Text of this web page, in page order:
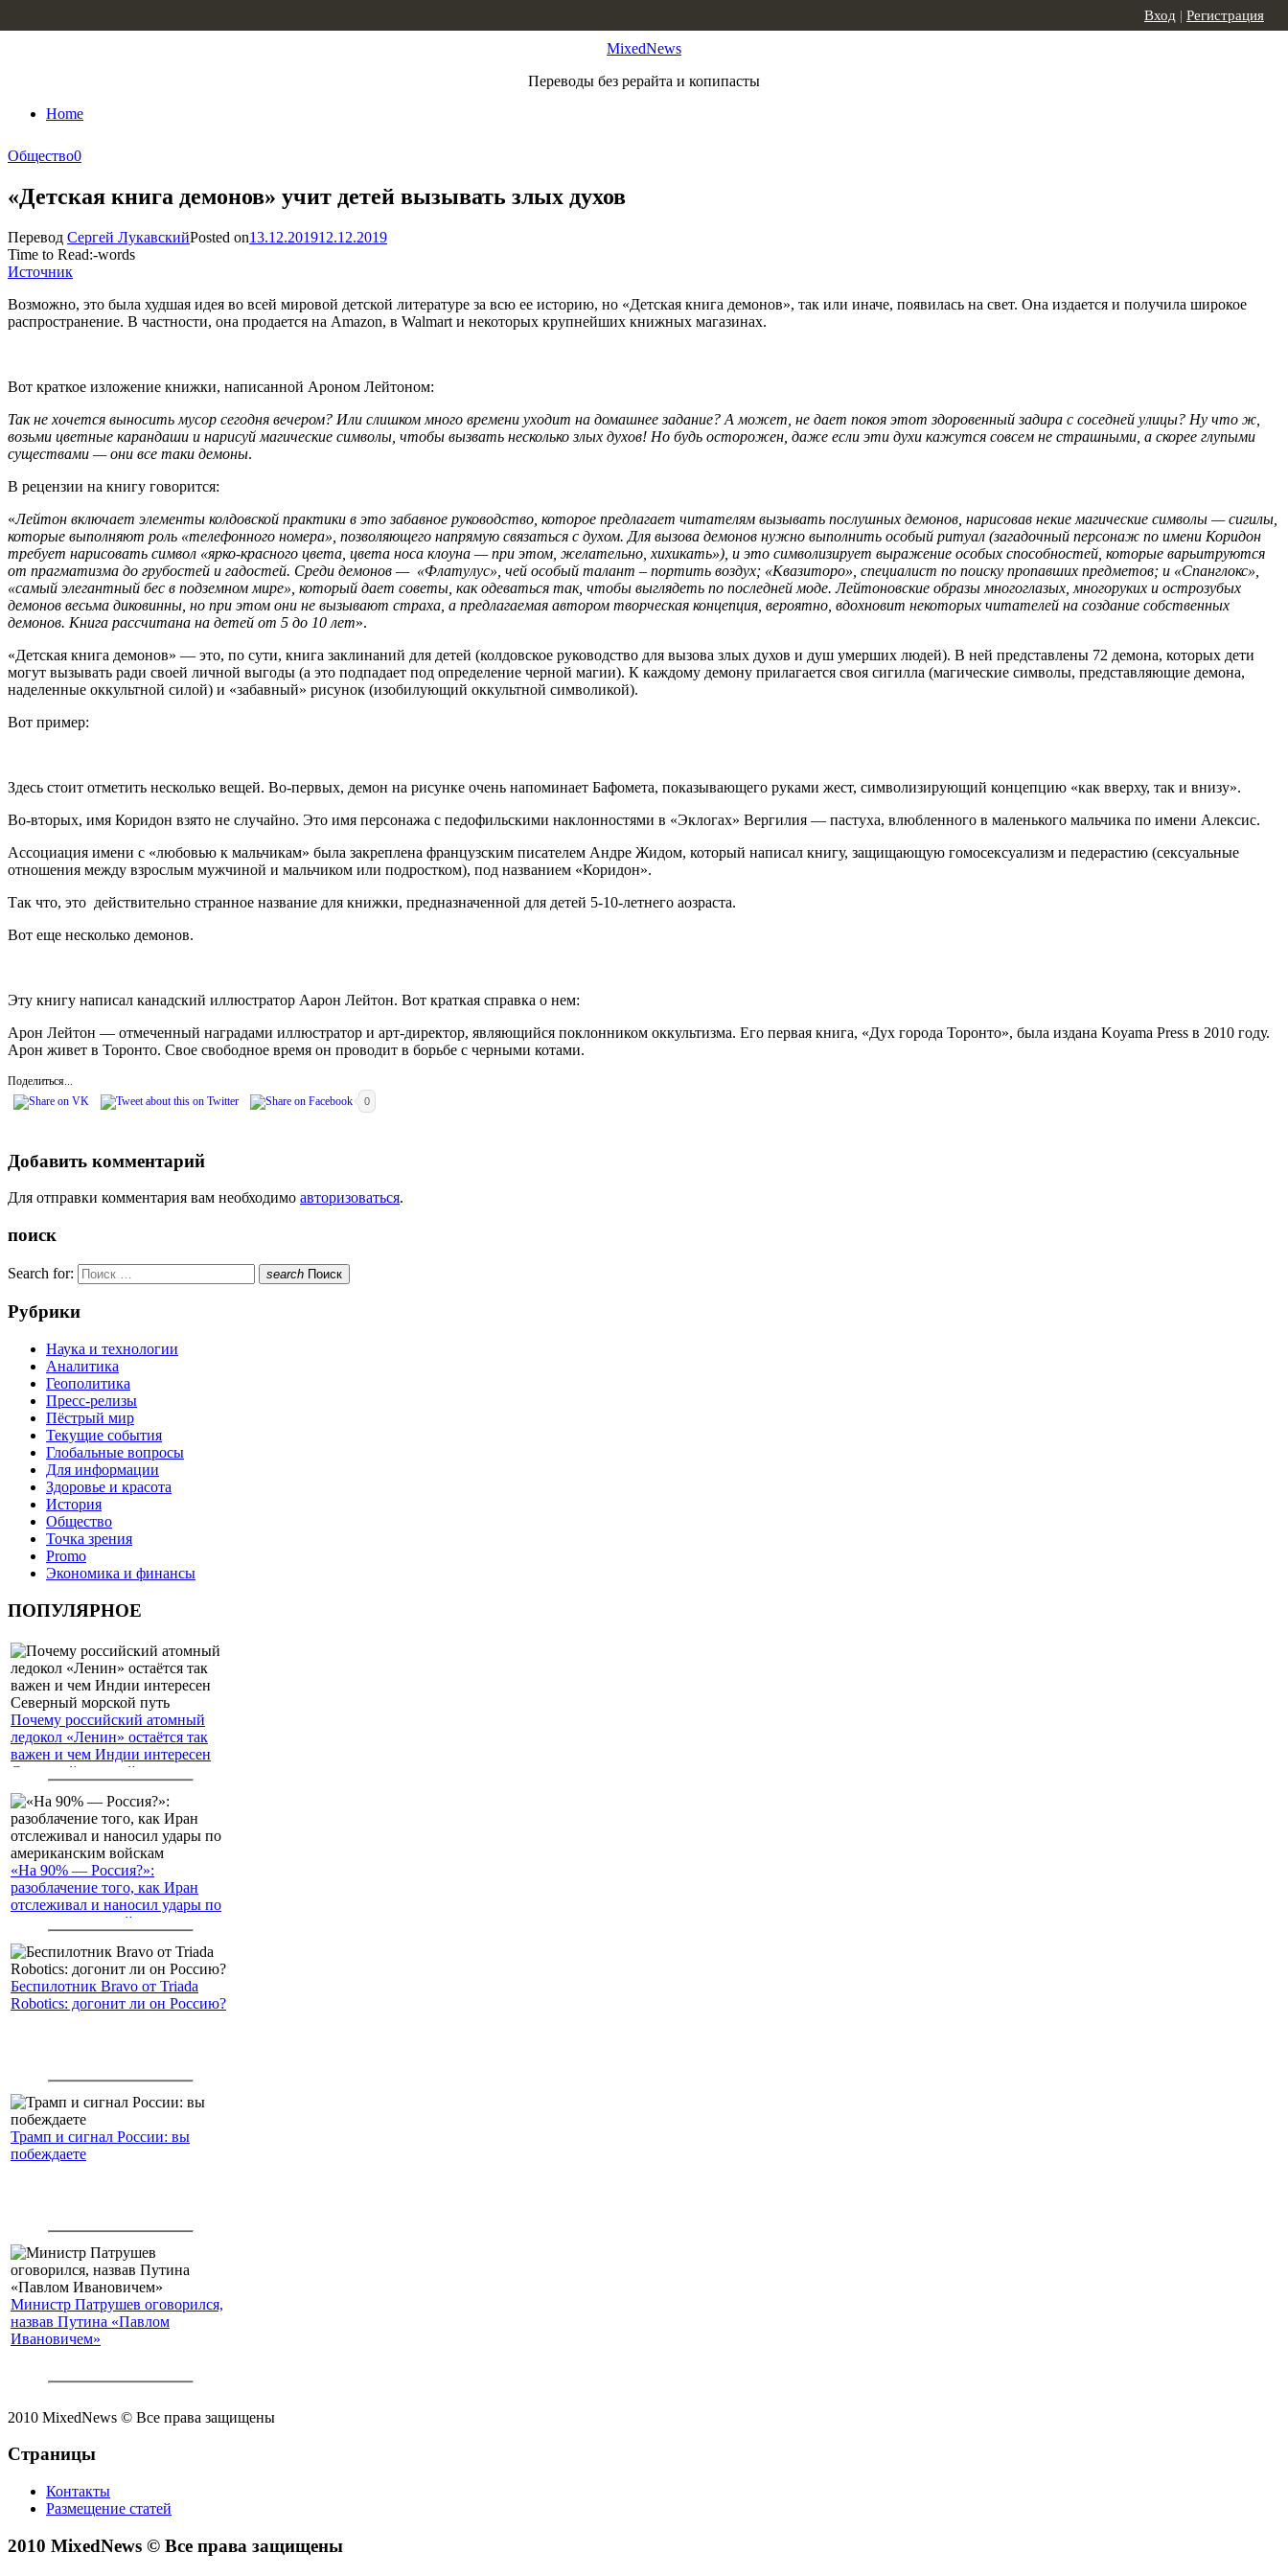
MixedNews
Переводы без рерайта и копипасты
Home
Вход | Регистрация
Общество0
«Детская книга демонов» учит детей вызывать злых духов
Перевод Сергей ЛукавскийPosted on13.12.201912.12.2019
Time to Read:-words
Источник
Возможно, это была худшая идея во всей мировой детской литературе за всю ее историю, но «Детская книга демонов», так или иначе, появилась на свет. Она издается и получила широкое
распространение. В частности, она продается на Amazon, в Walmart и некоторых крупнейших книжных магазинах.
Вот краткое изложение книжки, написанной Ароном Лейтоном:
Так не хочется выносить мусор сегодня вечером? Или слишком много времени уходит на домашнее задание? А может, не дает покоя этот здоровенный задира с соседней улицы? Ну что ж,
возьми цветные карандаши и нарисуй магические символы, чтобы вызвать несколько злых духов! Но будь осторожен, даже если эти духи кажутся совсем не страшными, а скорее глупыми
существами — они все таки демоны.
В рецензии на книгу говорится:
«Лейтон включает элементы колдовской практики в это забавное руководство, которое предлагает читателям вызывать послушных демонов, нарисовав некие магические символы — сигилы,
которые выполняют роль «телефонного номера», позволяющего напрямую связаться с духом. Для вызова демонов нужно выполнить особый ритуал (загадочный персонаж по имени Коридон
требует нарисовать символ «ярко-красного цвета, цвета носа клоуна — при этом, желательно, хихикать»), и это символизирует выражение особых способностей, которые варьитруются
от прагматизма до грубостей и гадостей. Среди демонов — «Флатулус», чей особый талант – портить воздух; «Квазиторо», специалист по поиску пропавших предметов; и «Спанглокс»,
«самый элегантный бес в подземном мире», который дает советы, как одеваться так, чтобы выглядеть по последней моде. Лейтоновские образы многоглазых, многоруких и острозубых
демонов весьма диковинны, но при этом они не вызывают страха, а предлагаемая автором творческая концепция, вероятно, вдохновит некоторых читателей на создание собственных
демонов. Книга рассчитана на детей от 5 до 10 лет».
«Детская книга демонов» — это, по сути, книга заклинаний для детей (колдовское руководство для вызова злых духов и душ умерших людей). В ней представлены 72 демона, которых дети
могут вызывать ради своей личной выгоды (а это подпадает под определение черной магии). К каждому демону прилагается своя сигилла (магические символы, представляющие демона,
наделенные оккультной силой) и «забавный» рисунок (изобилующий оккультной символикой).
Вот пример:
Здесь стоит отметить несколько вещей. Во-первых, демон на рисунке очень напоминает Бафомета, показывающего руками жест, символизирующий концепцию «как вверху, так и внизу».
Во-вторых, имя Коридон взято не случайно. Это имя персонажа с педофильскими наклонностями в «Эклогах» Вергилия — пастуха, влюбленного в маленького мальчика по имени Алексис.
Ассоциация имени с «любовью к мальчикам» была закреплена французским писателем Андре Жидом, который написал книгу, защищающую гомосексуализм и педерастию (сексуальные
отношения между взрослым мужчиной и мальчиком или подростком), под названием «Коридон».
Так что, это действительно странное название для книжки, предназначенной для детей 5-10-летнего аозраста.
Вот еще несколько демонов.
Эту книгу написал канадский иллюстратор Аарон Лейтон. Вот краткая справка о нем:
Арон Лейтон — отмеченный наградами иллюстратор и арт-директор, являющийся поклонником оккультизма. Его первая книга, «Дух города Торонто», была издана Koyama Press в 2010 году.
Арон живет в Торонто. Свое свободное время он проводит в борьбе с черными котами.
Поделиться...
0
Добавить комментарий
Для отправки комментария вам необходимо авторизоваться.
поиск
Search for: search Поиск
Рубрики
Наука и технологии
Аналитика
Геополитика
Пресс-релизы
Пёстрый мир
Текущие события
Глобальные вопросы
Для информации
Здоровье и красота
История
Общество
Точка зрения
Promo
Экономика и финансы
ПОПУЛЯРНОЕ
Почему российский атомный
ледокол «Ленин» остаётся так
важен и чем Индии интересен
Северный морской путь
«На 90% — Россия?»:
разоблачение того, как Иран
отслеживал и наносил удары по
американским войскам
Беспилотник Bravo от Triada
Robotics: догонит ли он Россию?
Трамп и сигнал России: вы
побеждаете
Министр Патрушев оговорился,
назвав Путина «Павлом
Ивановичем»
2010 MixedNews © Все права защищены
Страницы
Контакты
Размещение статей
2010 MixedNews © Все права защищены